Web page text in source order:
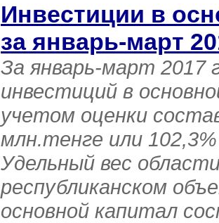
Инвестиции в
за январь-март
За январь-март 2017
инвестиций в
учетом оценки
млн.тенге или 102,3%
Удельный вес
республиканском
основной капитал